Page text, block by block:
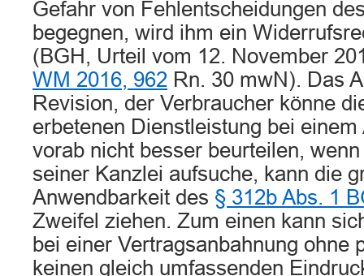
Gefahr von Fehlentscheidungen
begegnen, wird ihm ein
(BGH, Urteil vom 12. November
WM 2016, 962 Rn. 30 mwN). Das
Revision, der Verbraucher könne
erbetenen Dienstleistung bei
vorab nicht besser beurteilen,
seiner Kanzlei aufsuche, kann die
Anwendbarkeit des § 312b Abs. 1
Zweifel ziehen. Zum einen kann
bei einer Vertragsanbahnung ohne
keinen gleich umfassenden